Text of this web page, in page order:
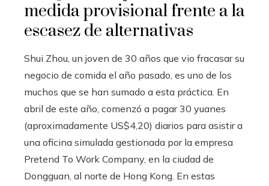
medida provisional frente a la
escasez de alternativas
Shui Zhou, un joven de 30 años que vio fracasar su
negocio de comida el año pasado, es uno de los
muchos que se han sumado a esta práctica. En
abril de este año, comenzó a pagar 30 yuanes
(aproximadamente US$4,20) diarios para asistir a
una oficina simulada gestionada por la empresa
Pretend To Work Company, en la ciudad de
Dongguan, al norte de Hong Kong. En estas